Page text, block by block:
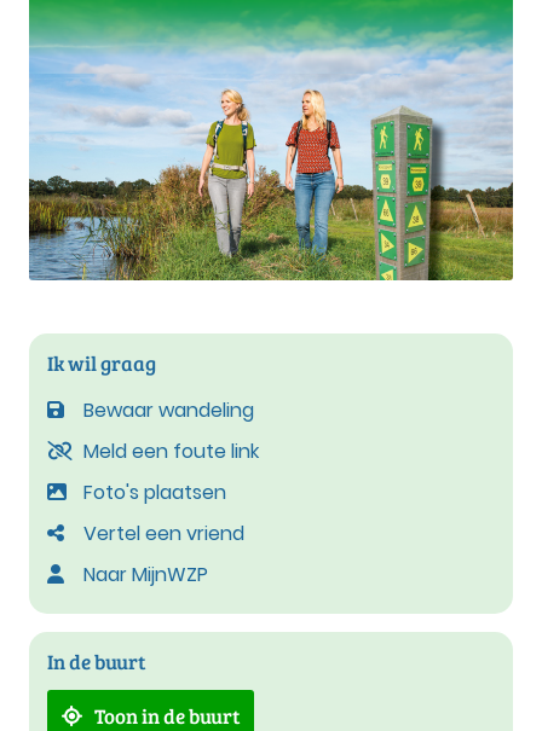
Ik wil graag
Bewaar wandeling
Meld een foute link
Foto's plaatsen
Vertel een vriend
Naar MijnWZP
In de buurt
Toon in de buurt